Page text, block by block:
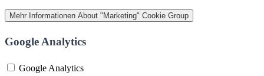
Mehr Informationen About "Marketing" Cookie Group
Google Analytics
Google Analytics